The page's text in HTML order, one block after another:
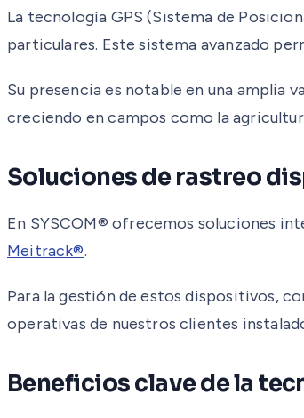
La tecnología GPS (Sistema de
particulares. Este sistema avanzado
Su presencia es notable en una amplia
creciendo en campos como la
Soluciones de rastreo
En SYSCOM® ofrecemos soluciones
Meitrack®.
Para la gestión de estos dispositivos,
operativas de nuestros clientes
Beneficios clave de la